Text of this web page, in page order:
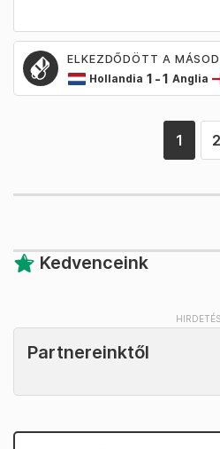
ELKEZDŐDÖTT A
Hollandia 1 -1 Anglia
1 2
Kedvenceink
Partnereinktől